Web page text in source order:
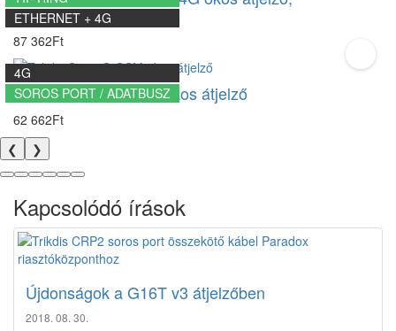
ETHERNET + 4G
kommunikátor
87 362Ft
4G
SOROS PORT / ADATBUSZ
Trikdis G16 4G GSM okos átjelző
62 662Ft
❮
❯
Kapcsolódó írások
Újdonságok a G16T v3 átjelzőben
2018. 08. 30.